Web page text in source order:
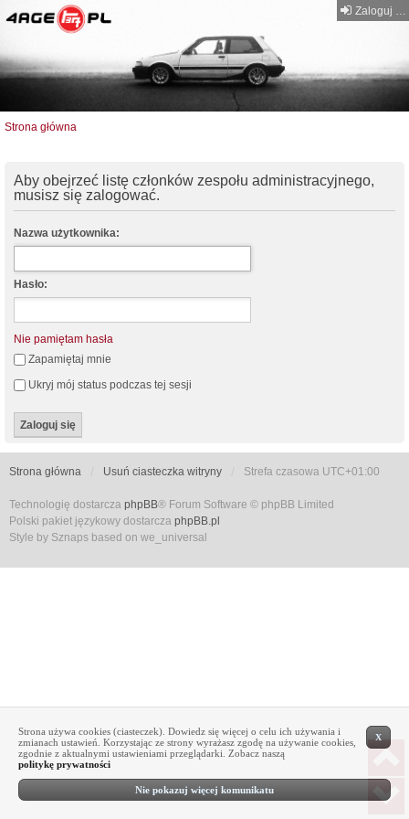
Zaloguj się
Strona główna
Aby obejrzeć listę członków zespołu administracyjnego,
musisz się zalogować.
Nazwa użytkownika:
Hasło:
Nie pamiętam hasła
Zapamiętaj mnie
Ukryj mój status podczas tej sesji
Strona główna Usuń ciasteczka witryny Strefa czasowa UTC+01:00
Technologię dostarcza phpBB® Forum Software © phpBB Limited
Polski pakiet językowy dostarcza phpBB.pl
Style by Sznaps based on we_universal
X
Strona używa cookies (ciasteczek). Dowiedz się więcej o celu ich używania i
zmianach ustawień. Korzystając ze strony wyrażasz zgodę na używanie cookies,
zgodnie z aktualnymi ustawieniami przeglądarki. Zobacz naszą
politykę prywatności
Nie pokazuj więcej komunikatu